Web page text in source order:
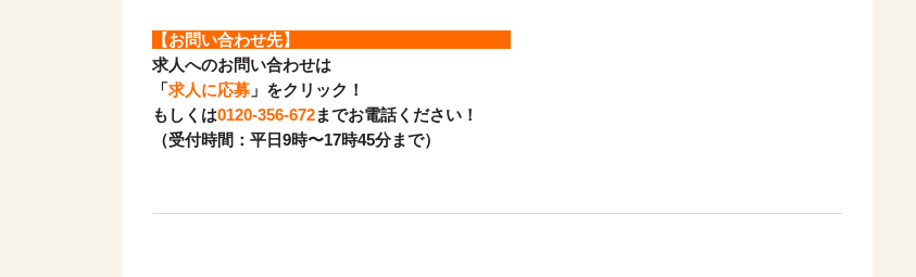
【お問い合わせ先】
求人へのお問い合わせは
「求人に応募 」をクリック！
もしくは0120-356-672までお電話ください！
（受付時間：平日9時〜17時45分まで）